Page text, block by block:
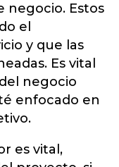
negocio. Estos
el
y que las
Es vital
negocio
enfocado en
es vital,